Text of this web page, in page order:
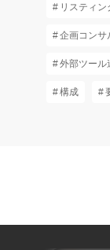
リスティン
企画コンサ
外部ツール
構成